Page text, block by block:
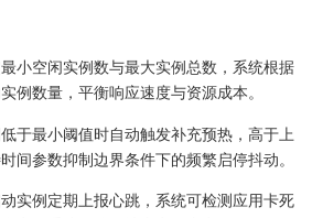
小空闲实例数与最大实例总数，系统根据
例数量，平衡响应速度与资源成本。
于最小阈值时自动触发补充预热，高于上
间参数抑制边界条件下的频繁启停抖动。
实例定期上报心跳，系统可检测应用卡死